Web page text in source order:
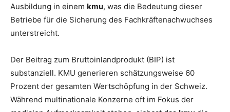
Ausbildung in einem kmu, was die Bedeutung dieser
Betriebe für die Sicherung des Fachkräftenachwuchses
unterstreicht.
Der Beitrag zum Bruttoinlandprodukt (BIP) ist
substanziell. KMU generieren schätzungsweise 60
Prozent der gesamten Wertschöpfung in der Schweiz.
Während multinationale Konzerne oft im Fokus der